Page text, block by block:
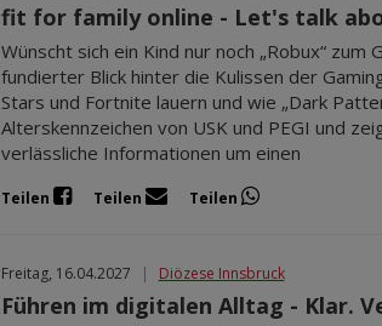
fit for family online - Let's talk
Wünscht sich ein Kind nur noch „Robux“
fundierter Blick hinter die Kulissen der
Stars und Fortnite lauern und wie „Dark
Alterskennzeichen von USK und PEGI und
verlässliche Informationen um einen
Teilen Teilen Teilen
Freitag, 16.04.2027 | Diözese Innsbruck
Führen im digitalen Alltag - Klar.